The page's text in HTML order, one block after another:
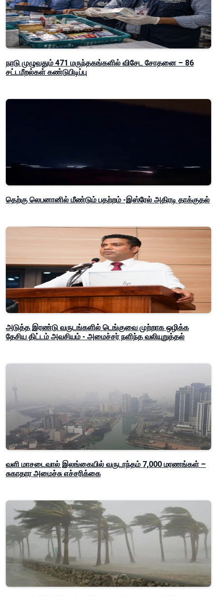
நாடு முழுவதும் 471 மருந்தகங்களில் விசேட சோதனை – 86
சட்டமீறல்கள் கண்டுபிடிப்பு
தெற்கு லெபனானில் மீண்டும் பதற்றம் -இஸ்ரேல் அதிரடி தாக்குதல்
அடுத்த இரண்டு வருடங்களில் டெங்குவை முற்றாக ஒழிக்க
தேசிய திட்டம் அவசியம் - அமைச்சர் நளிந்த வலியுறுத்தல்
வளி மாசடைவால் இலங்கையில் வருடாந்தம் 7,000 மரணங்கள் –
சுகாதார அமைச்சு எச்சரிக்கை